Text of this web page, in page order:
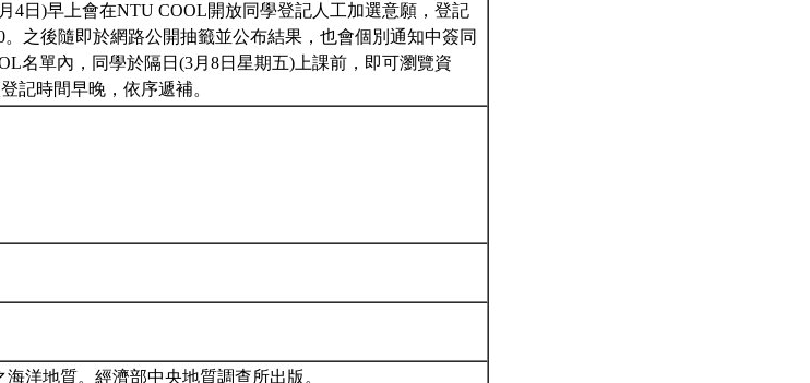
4日)早上會在NTU COOL開放同學登記人工加選意願，登記
之後隨即於網路公開抽籤並公布結果，也會個別通知中簽同
名單內，同學於隔日(3月8日星期五)上課前，即可瀏覽資
記時間早晚，依序遞補。
洋地質。經濟部中央地質調查所出版。